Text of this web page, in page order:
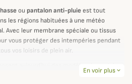
ou pantalon anti-pluieest tout
les régions habituées à une météo
Avec leur membrane spéciale ou tissus
vous protéger des intempéries pendant
vos loisirs de plein air.
utilisent les dernières innovations dans le
En voir plus expand_more